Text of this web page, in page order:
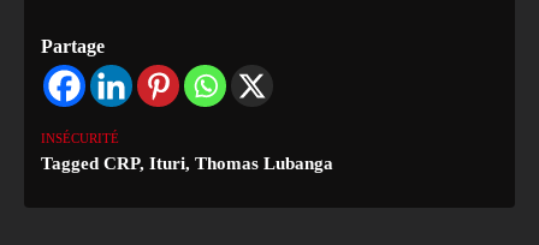
Partage
INSÉCURITÉ
Tagged CRP, Ituri, Thomas Lubanga